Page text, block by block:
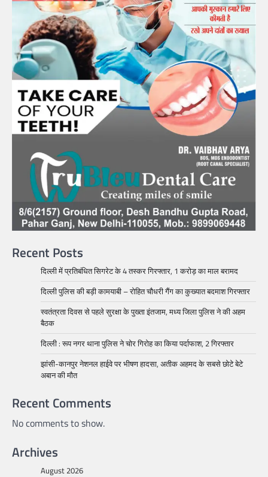
Recent Posts
दिल्ली में प्रतिबंधित सिगरेट के 4 तस्कर गिरफ्तार, 1 करोड़ का माल बरामद
दिल्ली पुलिस की बड़ी कामयाबी – रोहित चौधरी गैंग का कुख्यात बदमाश गिरफ्तार
स्वतंत्रता दिवस से पहले सुरक्षा के पुख्ता इंतजाम, मध्य जिला पुलिस ने की अहम
बैठक
दिल्ली : रूप नगर थाना पुलिस ने चोर गिरोह का किया पर्दाफाश, 2 गिरफ्तार
झांसी-कानपुर नेशनल हाईवे पर भीषण हादसा, अतीक अहमद के सबसे छोटे बेटे
अबान की मौत
Recent Comments
No comments to show.
Archives
August 2026